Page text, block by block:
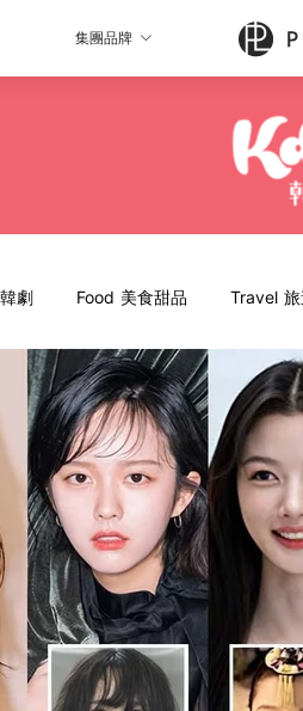
集團品牌
劇 Food 美食甜品 Travel 旅